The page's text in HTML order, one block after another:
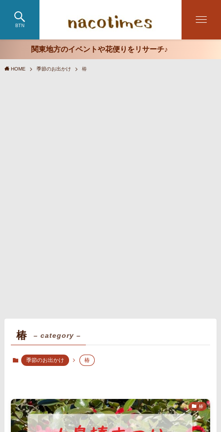
BTN
関東地方のイベントや花便りをリサーチ♪
HOME 季節のお出かけ 椿
椿 – category –
季節のお出かけ 椿
椿